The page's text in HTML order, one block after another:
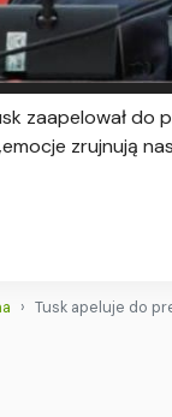
zaapelował do
zrujnują
Tusk apeluje do